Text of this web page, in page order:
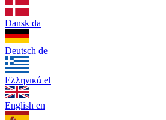
Dansk da
Deutsch de
Ελληνικά el
English en